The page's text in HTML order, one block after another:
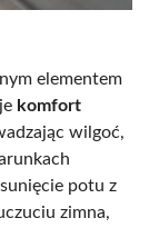
elementem
komfort
wilgoć,
potu z
zimna,